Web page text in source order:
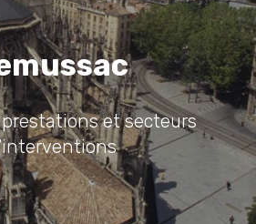
et secteurs